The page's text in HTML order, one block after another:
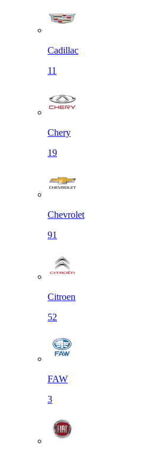
Cadillac
11
Chery
19
Chevrolet
91
Citroen
52
FAW
3